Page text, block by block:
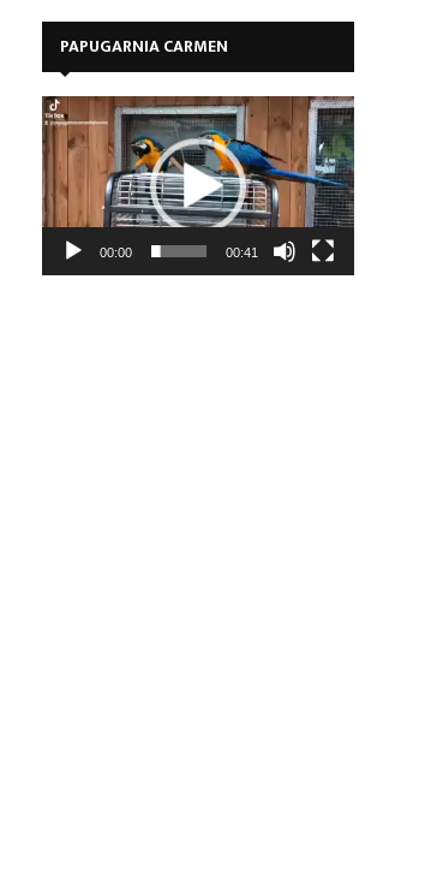
PAPUGARNIA CARMEN
O
t
a
r
00:00 00:41